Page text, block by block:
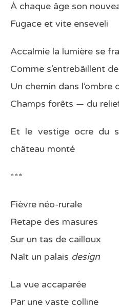
À chaque âge son
Fugace et vite enseveli
Accalmie la lumière se
Comme s’entrebâillent
Un chemin dans
Champs forêts — du
Et le vestige ocre du
château monté
***
Fièvre néo-rurale
Retape des masures
Sur un tas de cailloux
Naît un palais design
La vue accaparée
Par une vaste colline